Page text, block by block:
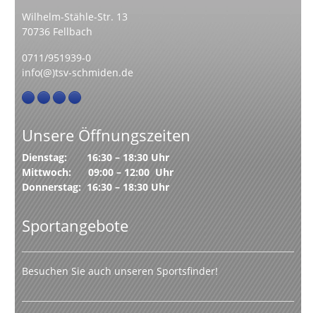
Wilhelm-Stähle-Str. 13
70736 Fellbach
0711/951939-0
info(@)tsv-schmiden.de
Unsere Öffnungszeiten
Dienstag: 16:30 – 18:30 Uhr
Mittwoch: 09:00 – 12:00 Uhr
Donnerstag: 16:30 – 18:30 Uhr
Sportangebote
Besuchen Sie auch unseren Sportsfinder!